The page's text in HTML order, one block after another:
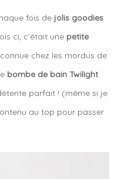
fois de jolis goodies
ci, c’était une petite
chez les mordus de
bombe de bain Twilight
parfait ! (même si je
au top pour passer